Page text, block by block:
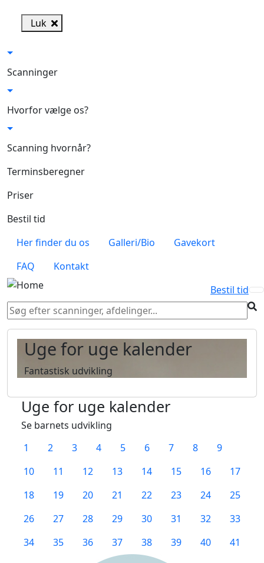
Luk
Scanninger
Hvorfor vælge os?
Scanning hvornår?
Terminsberegner
Priser
Bestil tid
Her finder du os
Galleri/Bio
Gavekort
FAQ
Kontakt
Bestil tid
Uge for uge kalender
Fantastisk udvikling
Uge for uge kalender
Se barnets udvikling
1
2 3 4 5 6 7 8
9
10
11 12 13 14 15 16
17
18
19 20 21 22 23 24
25
26
27 28 29 30 31 32
33
34
35 36 37 38 39 40 41